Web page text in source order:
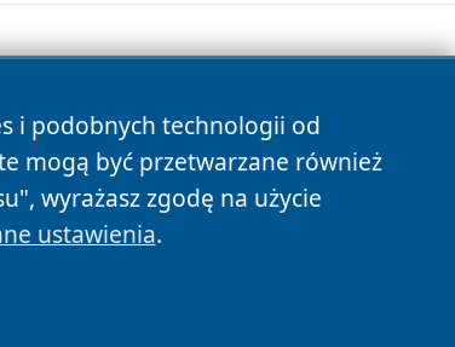
i podobnych technologii od
mogą być przetwarzane również
wyrażasz zgodę na użycie
ustawienia.